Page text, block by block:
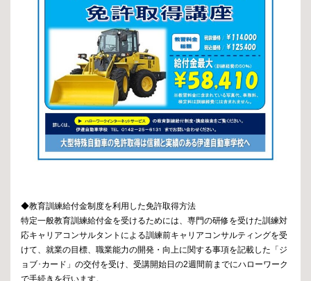
◆教育訓練給付金制度を利用した免許取得方法
特定一般教育訓練給付金を受けるためには、専門の研修を受けた訓練対
応キャリアコンサルタントによる訓練前キャリアコンサルティングを受
けて、就業の目標、職業能力の開発・向上に関する事項を記載した「ジ
ョブ･カード」の交付を受け、受講開始日の2週間前までにハローワーク